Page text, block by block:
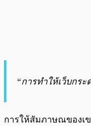
“การทำให้เว็บกร
การให้สัมภาษณของเ